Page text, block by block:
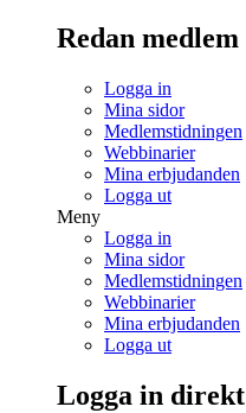
Redan medlem
Logga in
Mina sidor
Medlemstidningen
Webbinarier
Mina erbjudanden
Logga ut
Meny
Logga in
Mina sidor
Medlemstidningen
Webbinarier
Mina erbjudanden
Logga ut
Logga in direkt